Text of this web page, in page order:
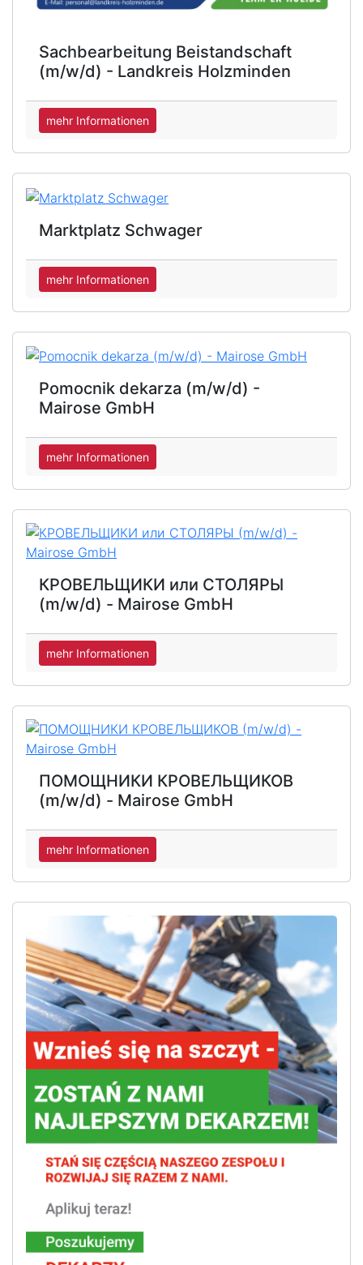
Sachbearbeitung Beistandschaft
(m/w/d) - Landkreis Holzminden
mehr Informationen
Marktplatz Schwager
mehr Informationen
Pomocnik dekarza (m/w/d) -
Mairose GmbH
mehr Informationen
КРОВЕЛЬЩИКИ или СТОЛЯРЫ
(m/w/d) - Mairose GmbH
mehr Informationen
ПОМОЩНИКИ КРОВЕЛЬЩИКОВ
(m/w/d) - Mairose GmbH
mehr Informationen